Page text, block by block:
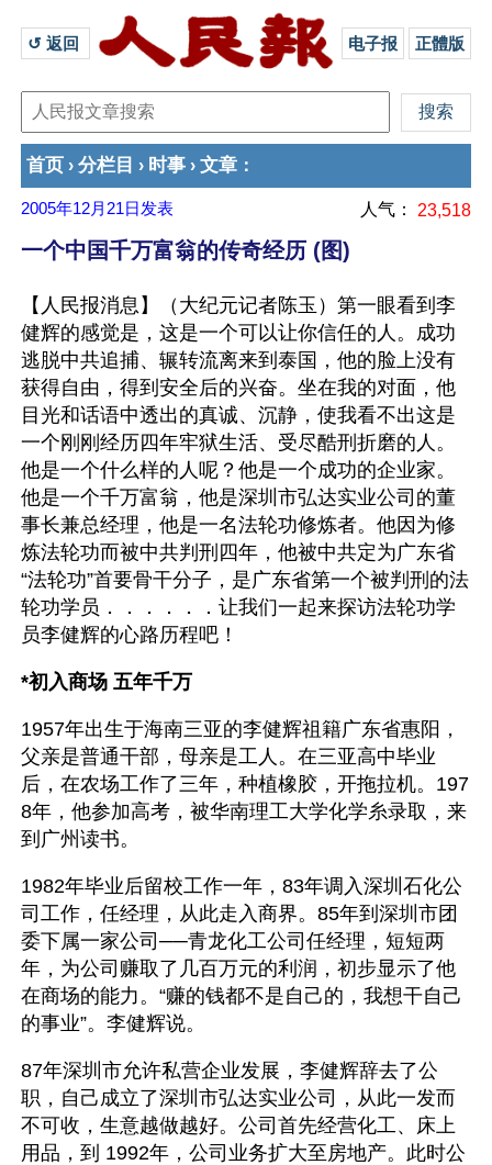
↺ 返回 电子报 正體版
首页 › 分栏目 › 时事 › 文章 ：
2005年12月21日 发表 人气： 23,518
一个中国千万富翁的传奇经历 (图)
【人民报消息】（大纪元记者陈玉）第一眼看到李
健辉的感觉是，这是一个可以让你信任的人。成功
逃脱中共追捕、辗转流离来到泰国，他的脸上没有
获得自由，得到安全后的兴奋。坐在我的对面，他
目光和话语中透出的真诚、沉静，使我看不出这是
一个刚刚经历四年牢狱生活、受尽酷刑折磨的人。
他是一个什么样的人呢？他是一个成功的企业家。
他是一个千万富翁，他是深圳市弘达实业公司的董
事长兼总经理，他是一名法轮功修炼者。他因为修
炼法轮功而被中共判刑四年，他被中共定为广东省
“法轮功”首要骨干分子，是广东省第一个被判刑的法
轮功学员．．．．．．让我们一起来探访法轮功学
员李健辉的心路历程吧！
*初入商场 五年千万
1957年出生于海南三亚的李健辉祖籍广东省惠阳，
父亲是普通干部，母亲是工人。在三亚高中毕业
后，在农场工作了三年，种植橡胶，开拖拉机。197
8年，他参加高考，被华南理工大学化学糸录取，来
到广州读书。
1982年毕业后留校工作一年，83年调入深圳石化公
司工作，任经理，从此走入商界。85年到深圳市团
委下属一家公司──青龙化工公司任经理，短短两
年，为公司赚取了几百万元的利润，初步显示了他
在商场的能力。“赚的钱都不是自己的，我想干自己
的事业”。李健辉说。
87年深圳市允许私营企业发展，李健辉辞去了公
职，自己成立了深圳市弘达实业公司，从此一发而
不可收，生意越做越好。公司首先经营化工、床上
用品，到 1992年，公司业务扩大至房地产。此时公